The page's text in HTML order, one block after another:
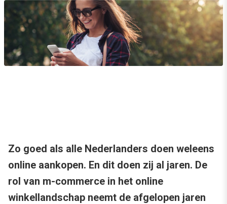
Zo goed als alle Nederlanders doen weleens
online aankopen. En dit doen zij al jaren. De
rol van m-commerce in het online
winkellandschap neemt de afgelopen jaren